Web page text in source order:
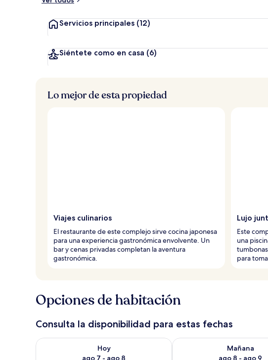
Servicios principales (12)
Siéntete como en casa (6)
Lo mejor de esta propiedad
Viajes culinarios
El restaurante de este complejo sirve cocina japonesa
para una experiencia gastronómica envolvente. Un
bar y cenas privadas completan la aventura
gastronómica.
Lujo
Este
una
para
Opciones de habitación
Consulta la disponibilidad para estas fechas
Hoy
ago 7 - ago 8
Consulta la disponibilidad para hoy ago 7 - ago 8
Mañana
ago 8 - ago 9
Consulta la disponibilidad